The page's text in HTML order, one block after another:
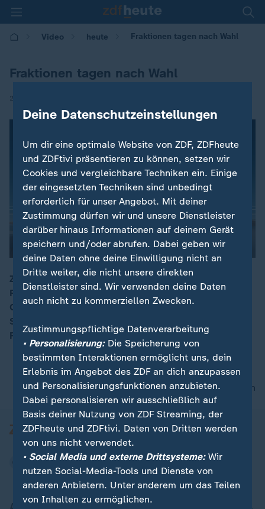
Video heute Fraktionen tagen nach Wahl
Fraktionen tagen nach Wahl
26.09.2017 | 09:23
00:03
Zwei Tage nach der Bundestagswahl kommen die
Fraktionen zu ihren ersten Sitzungen zusammen. CDU-
Chefin Angela Merkel und der CSU-Vorsitzende Horst
Seehofer haben angekündigt, Volker Kauder als
Fraktionschef zur Wiederwahl vorzuschlagen.
nach oben
Deine Datenschutzeinstellungen
Um dir eine optimale Website von ZDF, ZDFheute
und ZDFtivi präsentieren zu können, setzen wir
Cookies und vergleichbare Techniken ein. Einige
der eingesetzten Techniken sind unbedingt
erforderlich für unser Angebot. Mit deiner
Zustimmung dürfen wir und unsere Dienstleister
darüber hinaus Informationen auf deinem Gerät
speichern und/oder abrufen. Dabei geben wir
deine Daten ohne deine Einwilligung nicht an
Dritte weiter, die nicht unsere direkten
Dienstleister sind. Wir verwenden deine Daten
auch nicht zu kommerziellen Zwecken.
Zustimmungspflichtige Datenverarbeitung
• Personalisierung:Die Speicherung von
bestimmten Interaktionen ermöglicht uns, dein
Erlebnis im Angebot des ZDF an dich anzupassen
und Personalisierungsfunktionen anzubieten.
Dabei personalisieren wir ausschließlich auf
Basis deiner Nutzung von ZDF Streaming, der
ZDFheute und ZDFtivi. Daten von Dritten werden
von uns nicht verwendet.
• Social Media und externe Drittsysteme:Wir
nutzen Social-Media-Tools und Dienste von
anderen Anbietern. Unter anderem um das Teilen
von Inhalten zu ermöglichen.